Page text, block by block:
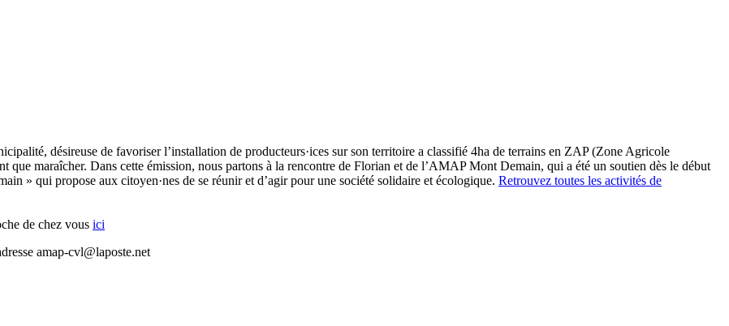
désireuse de favoriser l’installation de producteurs·ices sur son territoire a classifié 4ha de terrains en ZAP (Zone Agricole
que maraîcher. Dans cette émission, nous partons à la rencontre de Florian et de l’AMAP Mont Demain, qui a été un soutien dès le début
» qui propose aux citoyen·nes de se réunir et d’agir pour une société solidaire et écologique. Retrouvez toutes les activités de
de chez vous ici
amap-cvl@laposte.net